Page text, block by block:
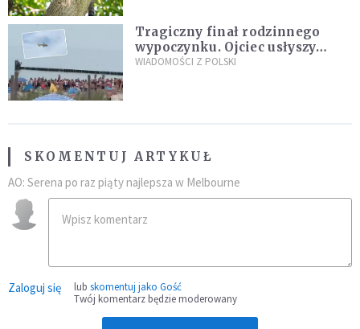
Tragiczny finał rodzinnego
wypoczynku. Ojciec usłyszy
zarzuty
WIADOMOŚCI Z POLSKI
SKOMENTUJ ARTYKUŁ
AO: Serena po raz piąty najlepsza w Melbourne
Zaloguj się lub skomentuj jako Gość
Twój komentarz będzie moderowany